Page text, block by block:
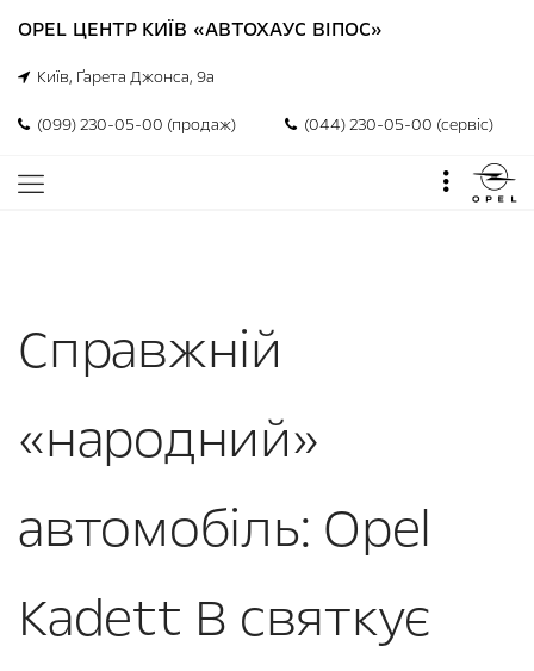
OPEL ЦЕНТР КИЇВ «АВТОХАУС ВІПОС»
Київ, Ґарета Джонса, 9а
(099) 230-05-00 (продаж) (044) 230-05-00 (сервіс)
Справжній
«народний»
автомобіль: Opel
Kadett B святкує